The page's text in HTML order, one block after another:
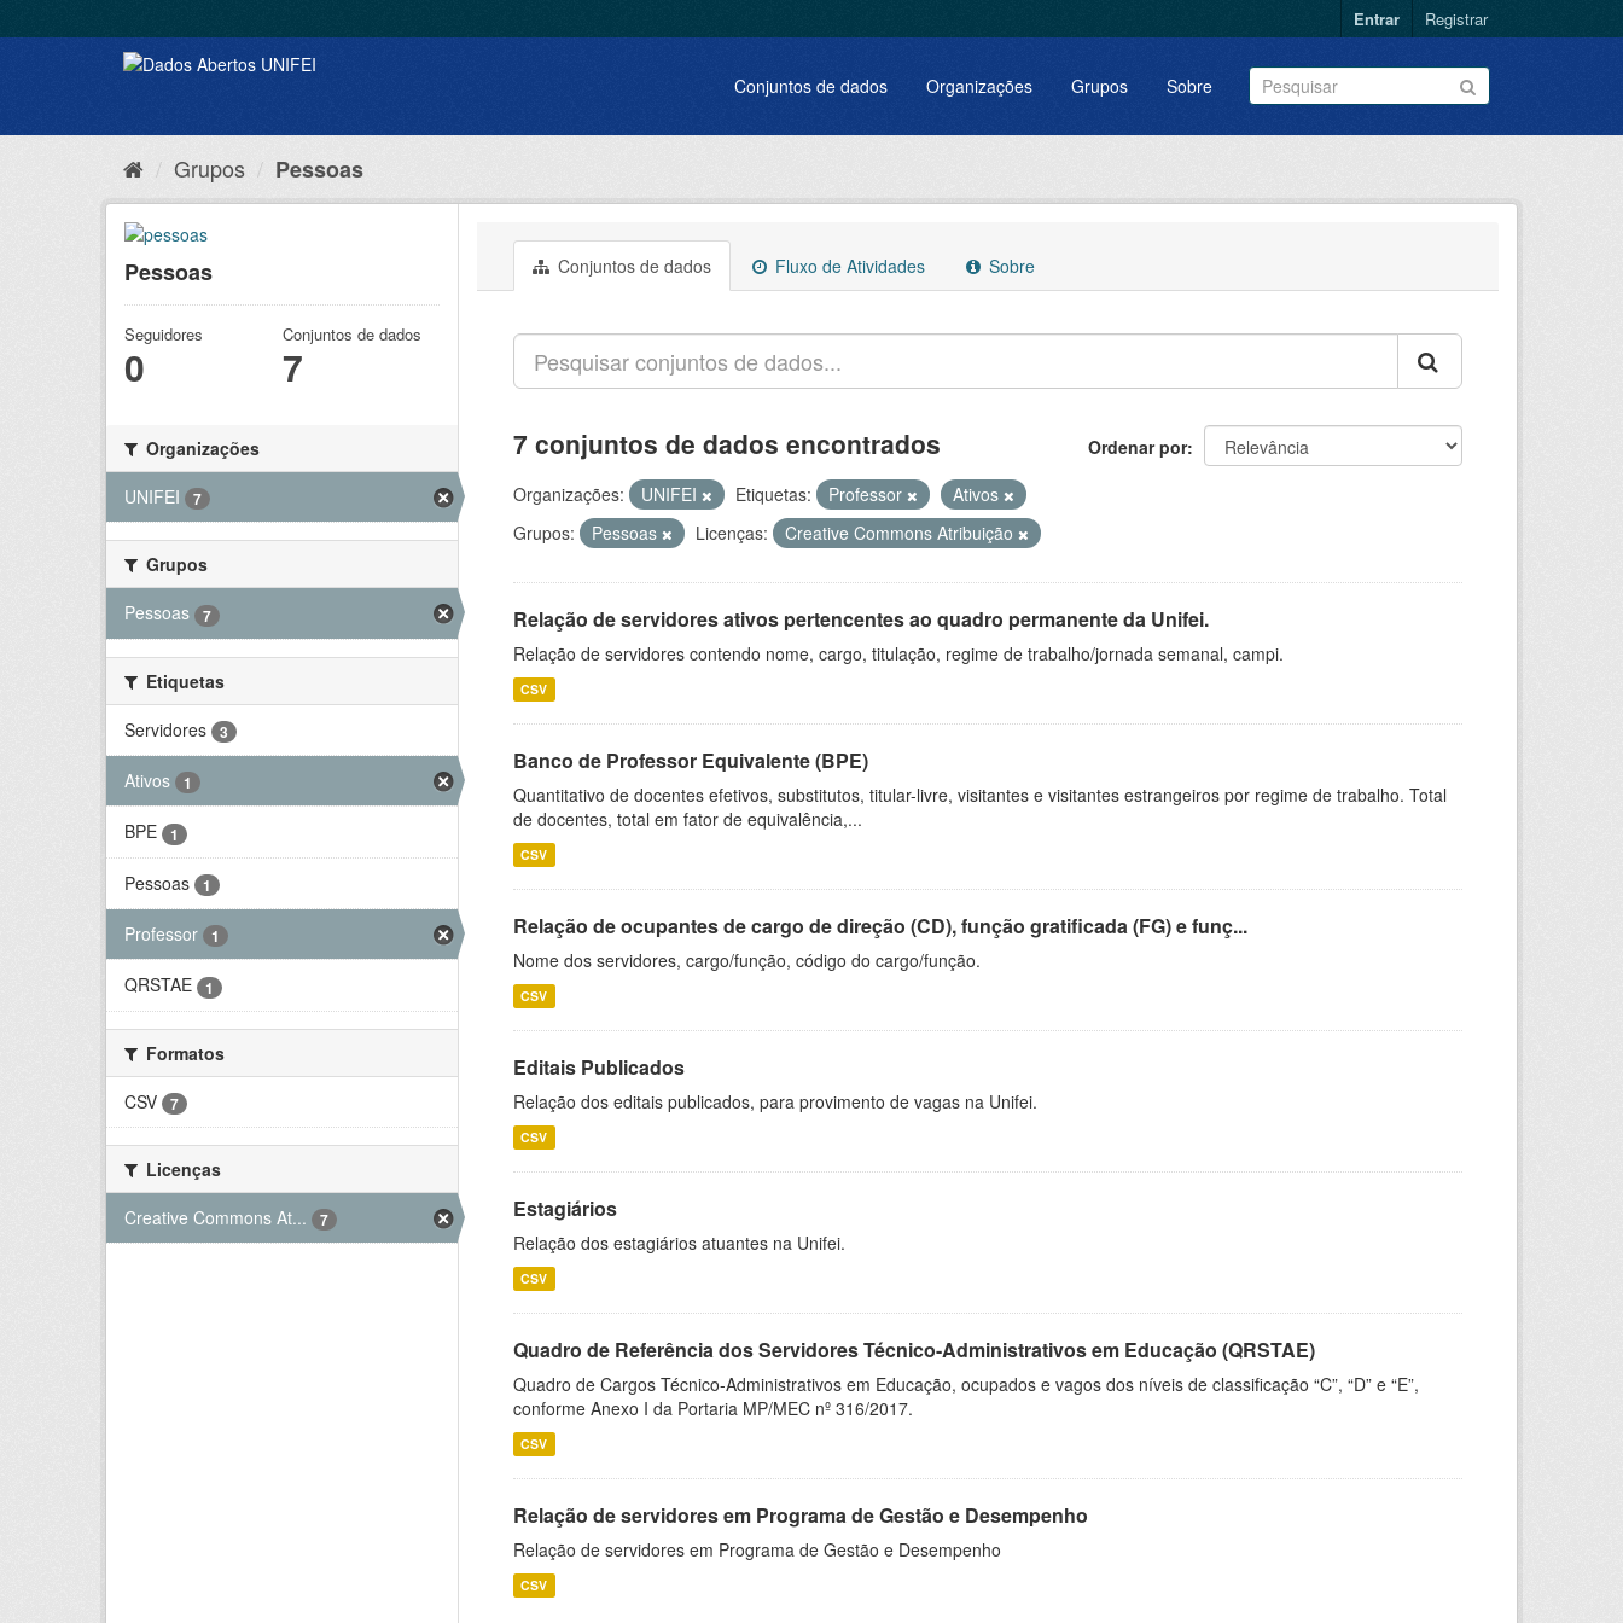
Entrar Registrar
Conjuntos de dados Organizações Grupos Sobre
Grupos Pessoas
Pessoas
Seguidores
0
Conjuntos de dados
7
Organizações
UNIFEI
7
Grupos
Pessoas
7
Etiquetas
Servidores
3
Ativos 1
BPE 1
Pessoas 1
Professor 1
QRSTAE 1
Formatos
CSV
7
Licenças
Creative Commons At...
7
Conjuntos de dados Fluxo de Atividades Sobre
Ordenar por
7 conjuntos de dados encontrados
Organizações: UNIFEI Etiquetas: Professor
Ativos
Grupos:
Pessoas Licenças: Creative Commons Atribuição
Relação de servidores ativos pertencentes ao quadro permanente da Unifei.
Relação de servidores contendo nome, cargo, titulação, regime de trabalho/jornada semanal, campi.
CSV
Banco de Professor Equivalente (BPE)
Quantitativo de docentes efetivos, substitutos, titular-livre, visitantes e visitantes estrangeiros por regime de trabalho. Total
de docentes, total em fator de equivalência,...
CSV
Relação de ocupantes de cargo de direção (CD), função gratificada (FG) e funç...
Nome dos servidores, cargo/função, código do cargo/função.
CSV
Editais Publicados
Relação dos editais publicados, para provimento de vagas na Unifei.
CSV
Estagiários
Relação dos estagiários atuantes na Unifei.
CSV
Quadro de Referência dos Servidores Técnico-Administrativos em Educação (QRSTAE)
Quadro de Cargos Técnico-Administrativos em Educação, ocupados e vagos dos níveis de classificação “C”, “D” e “E”,
conforme Anexo I da Portaria MP/MEC nº 316/2017.
CSV
Relação de servidores em Programa de Gestão e Desempenho
Relação de servidores em Programa de Gestão e Desempenho
CSV